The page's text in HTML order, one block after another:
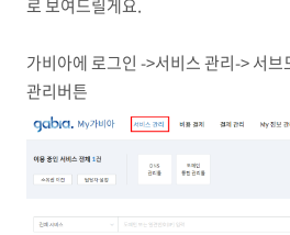
로 보여드릴게요.
가비아에 로그인 ->서비스 관리-> 서
관리버튼